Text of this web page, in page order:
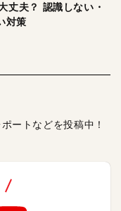
丈夫？ 認識しない・
対策
ートなどを投稿中！